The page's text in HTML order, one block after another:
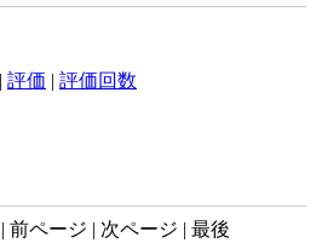
| 評価 | 評価回数
前ページ | 次ページ | 最後